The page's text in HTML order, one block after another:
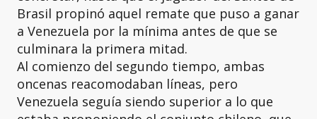
Brasil propinó aquel remate que puso a ganar
a Venezuela por la mínima antes de que se
culminara la primera mitad.
Al comienzo del segundo tiempo, ambas
oncenas reacomodaban líneas, pero
Venezuela seguía siendo superior a lo que